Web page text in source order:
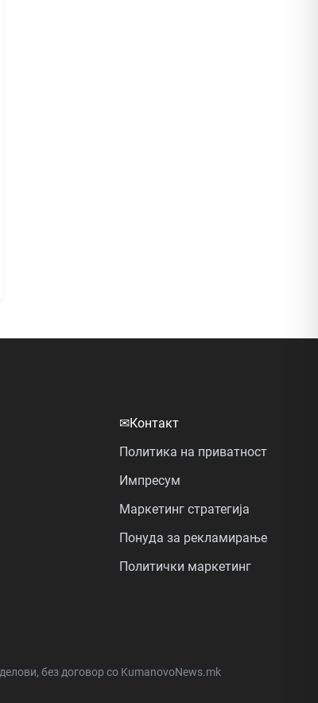
✉Контакт
Политика на приватност
Импресум
Маркетинг стратегија
Понуда за рекламирање
Политички маркетинг
без договор со KumanovoNews.mk